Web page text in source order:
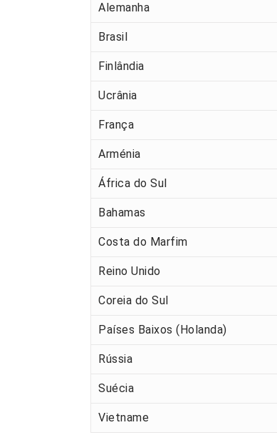
Alemanha
Brasil
Finlândia
Ucrânia
França
Arménia
África do Sul
Bahamas
Costa do Marfim
Reino Unido
Coreia do Sul
Países Baixos (Holanda)
Rússia
Suécia
Vietname